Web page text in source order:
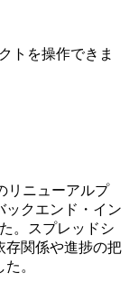
トを操作できま
リニューアルプ
ックエンド・イン
。スプレッドシ
存関係や進捗の把
。